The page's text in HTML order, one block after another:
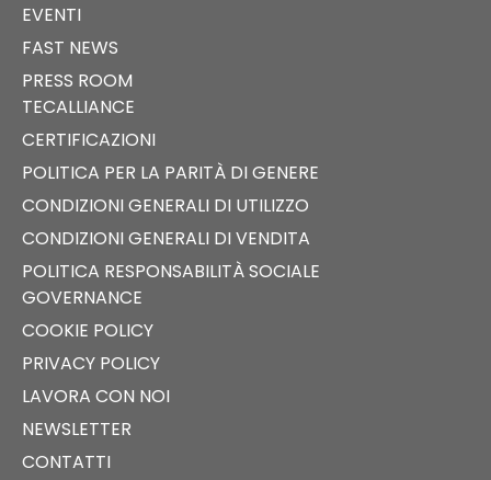
EVENTI
FAST NEWS
PRESS ROOM
TECALLIANCE
CERTIFICAZIONI
POLITICA PER LA PARITÀ DI GENERE
CONDIZIONI GENERALI DI UTILIZZO
CONDIZIONI GENERALI DI VENDITA
POLITICA RESPONSABILITÀ SOCIALE
GOVERNANCE
COOKIE POLICY
PRIVACY POLICY
LAVORA CON NOI
NEWSLETTER
CONTATTI